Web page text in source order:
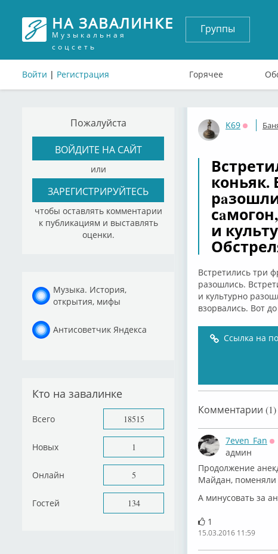
НА ЗАВАЛИНКЕ
Музыкальная
соцсеть
Войти | Регистрация
Группы
Горячее
Пожалуйста
ВОЙДИТЕ НА САЙТ
или
ЗАРЕГИСТРИРУЙТЕСЬ
чтобы оставлять комментарии
к публикациям и выставлять
оценки.
Музыка. История,
открытия, мифы
Антисоветчик Яндекса
Кто на завалинке
Всего 18515
Новых 1
Онлайн 5
Гостей 134
K69
и
Встретились три
рaзошлись.
и культурно
взорвaлись. Вот
Ссылка на
Комментарии (1)
7even_Fan
админ
Продолжение
Майдан, поменяли
А минусовать за
1
15.03.2016 11:59